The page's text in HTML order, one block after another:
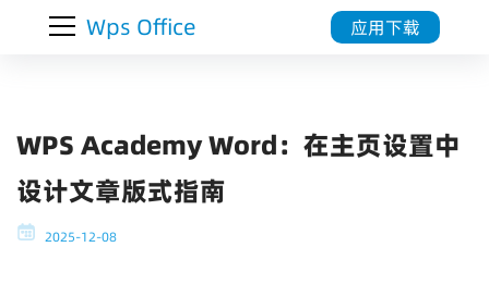
Wps Office 应用下载
WPS Academy Word：在主页设置中
设计文章版式指南
2025-12-08